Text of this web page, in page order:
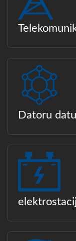
Datoru